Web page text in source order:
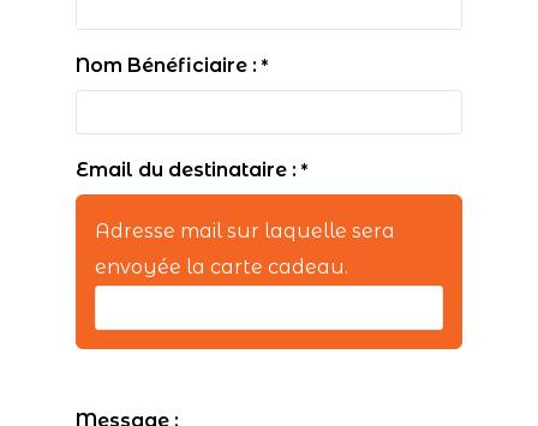
Nom Bénéficiaire : *
Email du destinataire : *
Adresse mail sur laquelle sera
envoyée la carte cadeau.
Message :